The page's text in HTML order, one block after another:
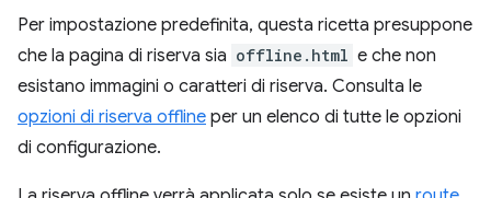
Per impostazione predefinita, questa ricetta presuppone
che la pagina di riserva sia offline.html e che non
esistano immagini o caratteri di riserva. Consulta le
opzioni di riserva offline per un elenco di tutte le opzioni
di configurazione.